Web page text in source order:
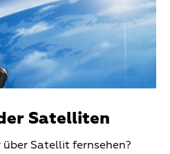
Satelliten
Satellit fernsehen?